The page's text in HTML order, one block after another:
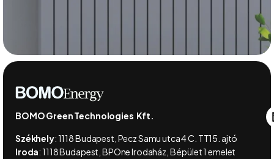
BOMO Green Technologies Kft.
Székhely:1118 Budapest, Pecz Samu utca 4 C. TT15. ajtó
Iroda:1118 Budapest, BPOne Irodaház, B épület 1 emelet